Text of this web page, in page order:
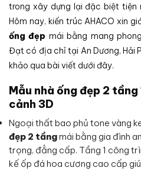
trong xây dựng lại đặc biệt tiện
Hôm nay, kiến trúc AHACO xin
ống đẹp mái bằng mang
Đạt có địa chỉ tại An Dương, Hải
khảo qua bài viết dưới đây.
Mẫu nhà ống đẹp 2
cảnh 3D
Ngoại thất bao phủ tone vàng
đẹp 2 tầngmái bằng gia đình
trọng, đẳng cấp. Tầng 1 công
kế ốp đá hoa cương cao cấp